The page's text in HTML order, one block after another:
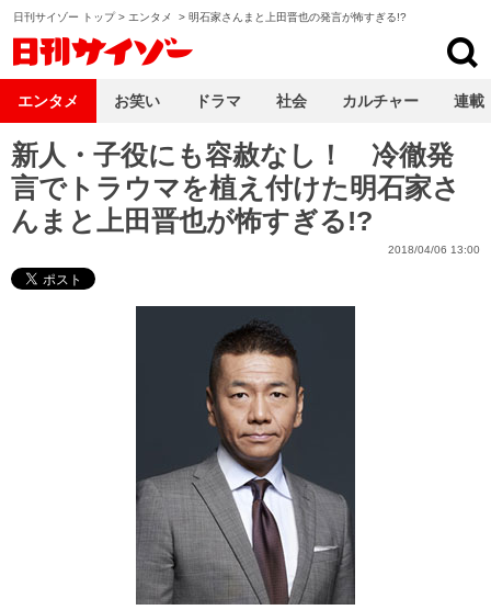
日刊サイゾー トップ> エンタメ > 明石家さんまと上田晋也の発言が怖すぎる!?
新人・子役にも容赦なし！ 冷徹発
言でトラウマを植え付けた明石家さ
んまと上田晋也が怖すぎる!?
2018/04/06 13:00
エンタメ お笑い ドラマ 社会 カルチャー 連載